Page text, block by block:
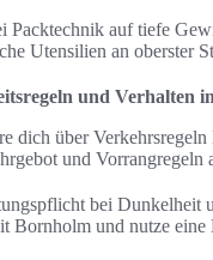
Packtechnik auf tiefe
Utensilien an oberster
und Verhalten
dich über
und
bei Dunkelheit
Bornholm und nutze